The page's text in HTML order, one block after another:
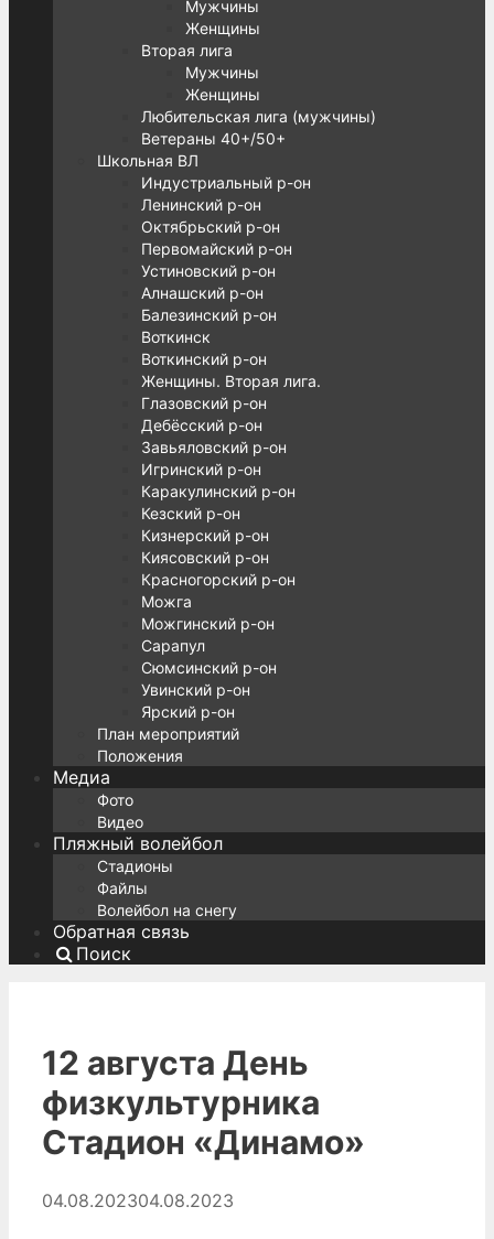
Мужчины
Женщины
Вторая лига
Мужчины
Женщины
Любительская лига (мужчины)
Ветераны 40+/50+
Школьная ВЛ
Индустриальный р-он
Ленинский р-он
Октябрьский р-он
Первомайский р-он
Устиновский р-он
Алнашский р-он
Балезинский р-он
Воткинск
Воткинский р-он
Женщины. Вторая лига.
Глазовский р-он
Дебёсский р-он
Завьяловский р-он
Игринский р-он
Каракулинский р-он
Кезский р-он
Кизнерский р-он
Киясовский р-он
Красногорский р-он
Можга
Можгинский р-он
Сарапул
Сюмсинский р-он
Увинский р-он
Ярский р-он
План мероприятий
Положения
Медиа
Фото
Видео
Пляжный волейбол
Стадионы
Файлы
Волейбол на снегу
Обратная связь
Поиск
12 августа День
физкультурника
Стадион «Динамо»
04.08.202304.08.2023